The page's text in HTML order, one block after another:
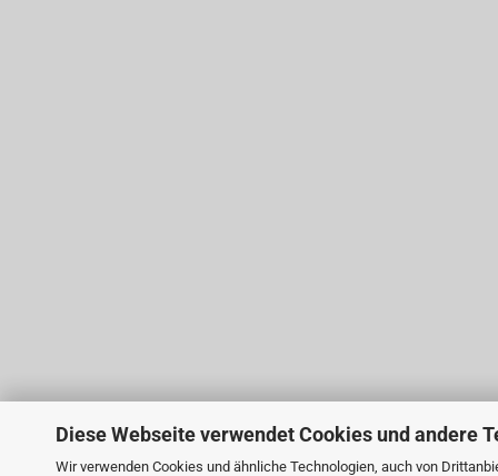
Diese Webseite verwendet Cookies und andere
Wir verwenden Cookies und ähnliche Technologien, auch von